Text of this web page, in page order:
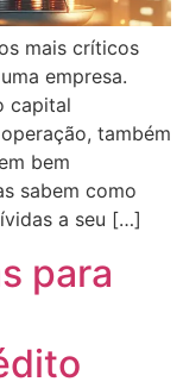
mais críticos
empresa.
capital
também
bem
sabem como
a seu […]
para